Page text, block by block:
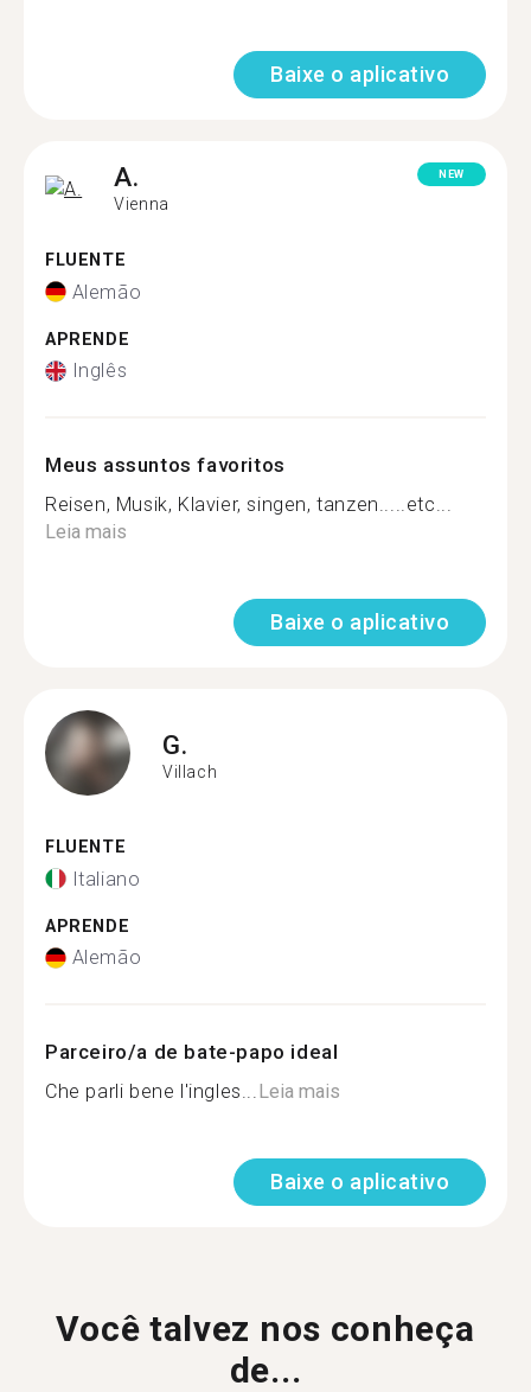
Baixe o aplicativo
A.
Vienna
NEW
FLUENTE
Alemão
APRENDE
Inglês
Meus assuntos favoritos
Reisen, Musik, Klavier, singen, tanzen.....etc...
Leia mais
Baixe o aplicativo
G.
Villach
FLUENTE
Italiano
APRENDE
Alemão
Parceiro/a de bate-papo ideal
Che parli bene l'ingles...Leia mais
Baixe o aplicativo
Você talvez nos conheça
de...